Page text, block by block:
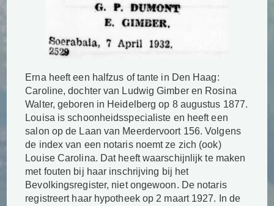
Erna heeft een halfzus of tante in Den Haag:
Caroline, dochter van Ludwig Gimber en Rosina
Walter, geboren in Heidelberg op 8 augustus 1877.
Louisa is schoonheidsspecialiste en heeft een
salon op de Laan van Meerdervoort 156. Volgens
de index van een notaris noemt ze zich (ook)
Louise Carolina. Dat heeft waarschijnlijk te maken
met fouten bij haar inschrijving bij het
Bevolkingsregister, niet ongewoon. De notaris
registreert haar hypotheek op 2 maart 1927. In de